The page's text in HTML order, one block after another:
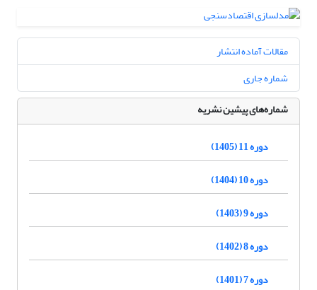
مقالات آماده انتشار
شماره جاری
شماره‌های پیشین نشریه
دوره 11 (1405)
دوره 10 (1404)
دوره 9 (1403)
دوره 8 (1402)
دوره 7 (1401)